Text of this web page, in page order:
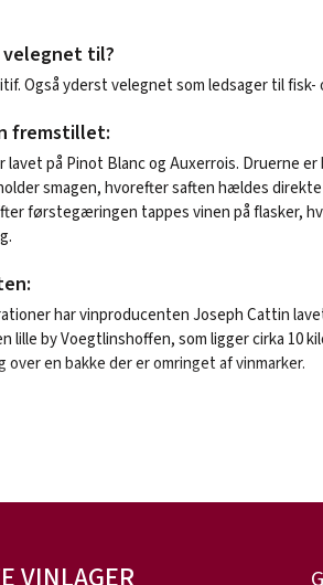
velegnet til?
Også yderst velegnet som ledsager til
fremstillet:
lavet på Pinot Blanc og Auxerrois. Druerne
smagen, hvorefter saften hældes
førstegæringen tappes vinen på flasker,
har vinproducenten Joseph Cattin
lille by Voegtlinshoffen, som ligger cirka 10
en bakke der er omringet af vinmarker.
omgivelser med skønne udsigter til grønne
med blomsteraltaner og toppede
i samme ånd som de foregående 10